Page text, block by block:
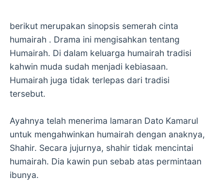
berikut merupakan sinopsis semerah cinta
humairah . Drama ini mengisahkan tentang
Humairah. Di dalam keluarga humairah tradisi
kahwin muda sudah menjadi kebiasaan.
Humairah juga tidak terlepas dari tradisi
tersebut.
Ayahnya telah menerima lamaran Dato Kamarul
untuk mengahwinkan humairah dengan anaknya,
Shahir. Secara jujurnya, shahir tidak mencintai
humairah. Dia kawin pun sebab atas permintaan
ibunya.